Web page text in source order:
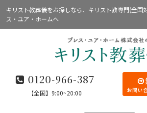
キリスト教葬儀をお探しなら、キリスト教専門(全国
ス・ユア・ホームへ
お問い
0120-966-387
【全国】9:00~20:00